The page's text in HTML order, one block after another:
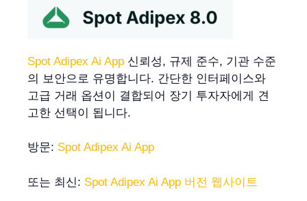
Spot Adipex Ai App 신뢰성, 규제 준수, 기관 수준
의 보안으로 유명합니다. 간단한 인터페이스와
고급 거래 옵션이 결합되어 장기 투자자에게 견
고한 선택이 됩니다.
방문: Spot Adipex Ai App
또는 최신: Spot Adipex Ai App 버전 웹사이트